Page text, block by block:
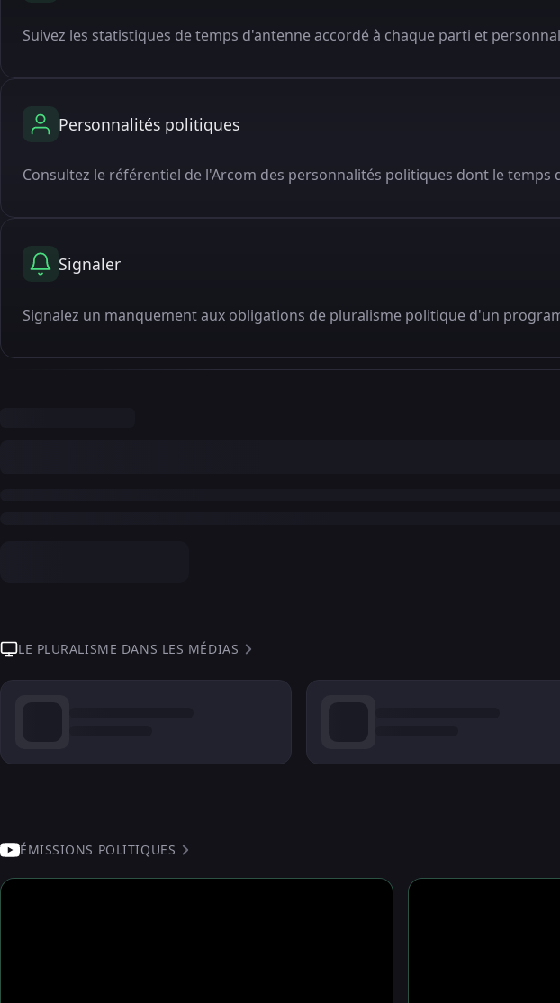
Suivez les statistiques de temps d'antenne accordé à chaque parti et
Personnalités politiques
Consultez le référentiel de l'Arcom des personnalités politiques dont le temps
Signaler
Signalez un manquement aux obligations de pluralisme politique d'un
LE PLURALISME DANS LES MÉDIAS
ÉMISSIONS POLITIQUES